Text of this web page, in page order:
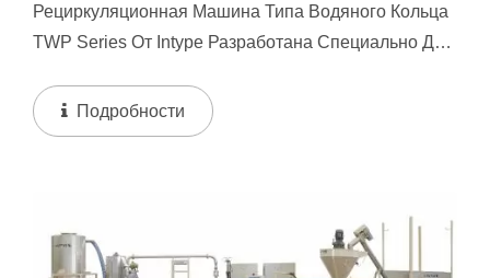
Рециркуляционная Машина Типа Водяного Кольца
TWP Series От Intype Разработана Специально Для
Подробности